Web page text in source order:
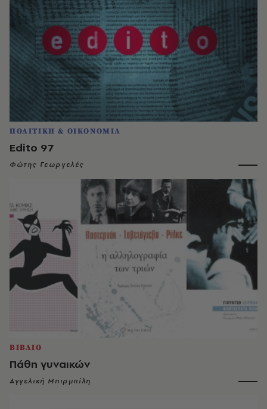
ΠΟΛΙΤΙΚΗ & ΟΙΚΟΝΟΜΙΑ
Edito 97
Φώτης Γεωργελές
ΒΙΒΛΙΟ
Πάθη γυναικών
Αγγελική Μπιρμπίλη